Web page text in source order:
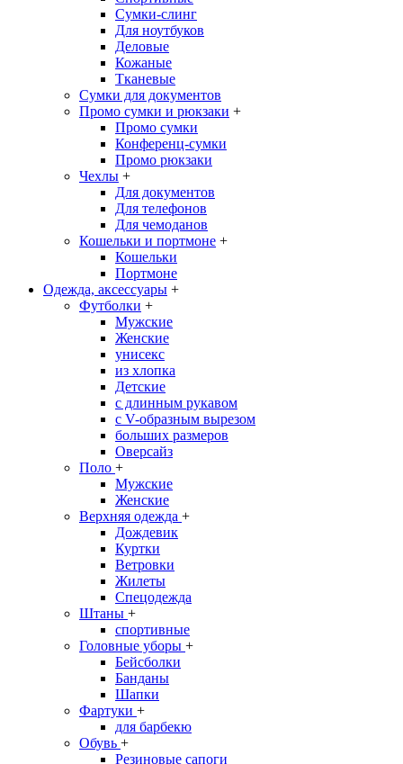
Сумки-слинг
Для ноутбуков
Деловые
Кожаные
Тканевые
Сумки для документов
Промо сумки и рюкзаки +
Промо сумки
Конференц-сумки
Промо рюкзаки
Чехлы +
Для документов
Для телефонов
Для чемоданов
Кошельки и портмоне +
Кошельки
Портмоне
Одежда, аксессуары +
Футболки +
Мужские
Женские
унисекс
из хлопка
Детские
с длинным рукавом
с V-образным вырезом
больших размеров
Оверсайз
Поло +
Мужские
Женские
Верхняя одежда +
Дождевик
Куртки
Ветровки
Жилеты
Спецодежда
Штаны +
спортивные
Головные уборы +
Бейсболки
Банданы
Шапки
Фартуки +
для барбекю
Обувь +
Резиновые сапоги